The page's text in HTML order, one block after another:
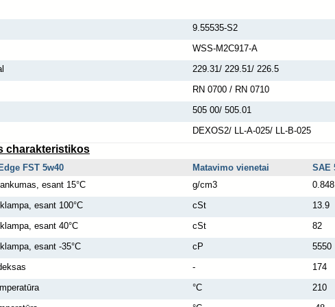
9.55535-S2
WSS-M2C917-A
229.31/ 229.51/ 226.5
RN 0700 / RN 0710
505 00/ 505.01
DEXOS2/ LL-A-025/ LL-B-025
charakteristikos
FST 5w40 Matavimo vienetai
SAE
esant 15°C
g/cm3
0.848
esant 100°C
cSt
13.9
esant 40°C
cSt
82
esant -35°C
cP
5550
-
174
°C
210